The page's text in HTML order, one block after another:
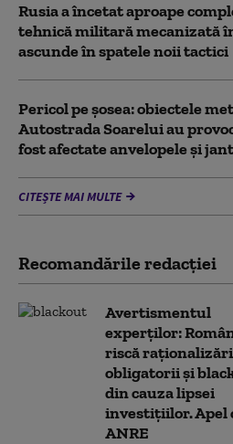
Rusia a încetat aproape
tehnică militară mecanizată
ascunde în spatele noii tactici
Pericol pe șosea: obiectele
Autostrada Soarelui au
fost afectate anvelopele și
CITEȘTE MAI MULTE
Recomandările redacţiei
Avertismentul
experților:
riscă raționalizări
obligatorii și
din cauza lipsei
investițiilor. Apel
ANRE